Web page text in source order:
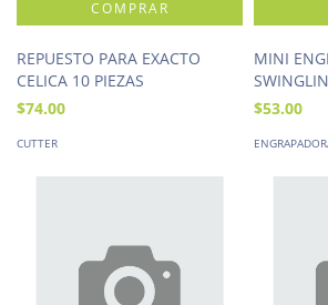
REPUESTO PARA EXACTO
CELICA 10 PIEZAS
$74.00
CUTTER
MINI
$53.00